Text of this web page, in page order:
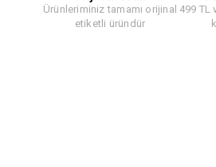
Ürünleriminiz tamamı orijinal
etiketli üründür
499 TL